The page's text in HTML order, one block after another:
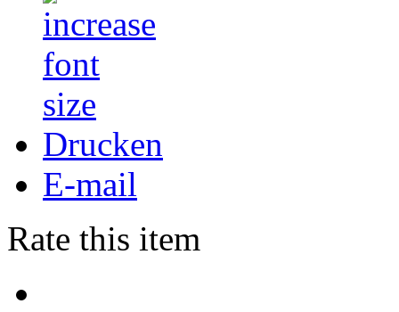
Drucken
E-mail
Rate this item